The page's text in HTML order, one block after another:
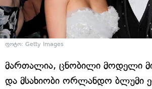
ფოტო: Getty Images
მართალია, ცნობილი მოდელი
და მსახიობი ორლანდო ბლუმი